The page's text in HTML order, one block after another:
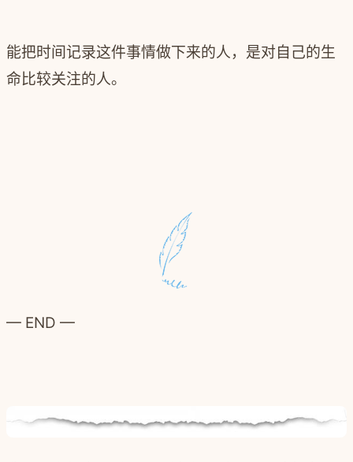
能把时间记录这件事情做下来的人，是对自己的生
命比较关注的人。
— END —